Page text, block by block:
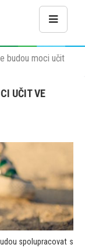
budou moci učit
UČIT VE
spolupracovat s